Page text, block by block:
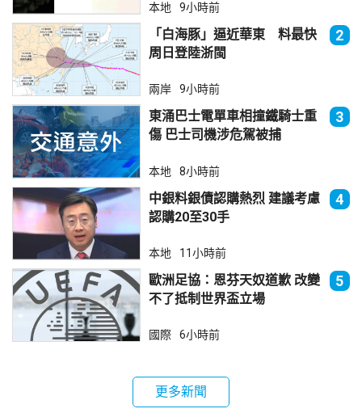
本地 9小時前
「白海豚」逼近華東 料最快
周日登陸浙閩
2
兩岸 9小時前
東涌巴士電單車相撞鐵騎士重
傷 巴士司機涉危駕被捕
3
本地 8小時前
中銀料銀債認購熱烈 建議考慮
認購20至30手
4
本地 11小時前
歐洲足協：恩芬天奴道歉 改變
不了抵制世界盃立場
5
國際 6小時前
更多新聞